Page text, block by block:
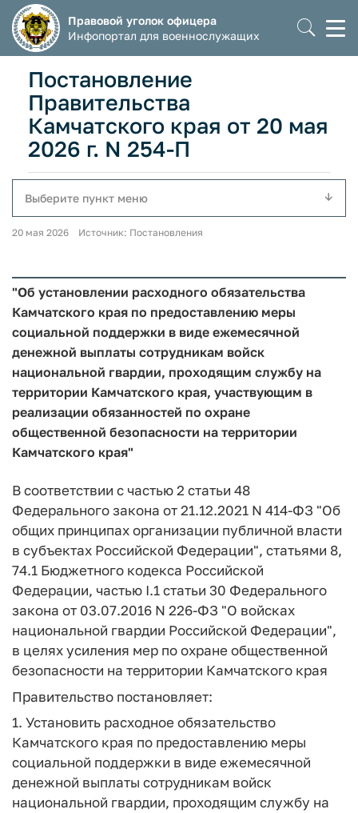
Правовой уголок офицера
Инфопортал для военнослужащих
Постановление
Правительства
Камчатского края от 20 мая
2026 г. N 254-П
Выберите пункт меню
20 мая 2026 Источник: Постановления
"Об установлении расходного обязательства
Камчатского края по предоставлению меры
социальной поддержки в виде ежемесячной
денежной выплаты сотрудникам войск
национальной гвардии, проходящим службу на
территории Камчатского края, участвующим в
реализации обязанностей по охране
общественной безопасности на территории
Камчатского края"
В соответствии с частью 2 статьи 48
Федерального закона от 21.12.2021 N 414-ФЗ "Об
общих принципах организации публичной власти
в субъектах Российской Федерации", статьями 8,
74.1 Бюджетного кодекса Российской
Федерации, частью I.1 статьи 30 Федерального
закона от 03.07.2016 N 226-ФЗ "О войсках
национальной гвардии Российской Федерации",
в целях усиления мер по охране общественной
безопасности на территории Камчатского края
Правительство постановляет:
1. Установить расходное обязательство
Камчатского края по предоставлению меры
социальной поддержки в виде ежемесячной
денежной выплаты сотрудникам войск
национальной гвардии, проходящим службу на